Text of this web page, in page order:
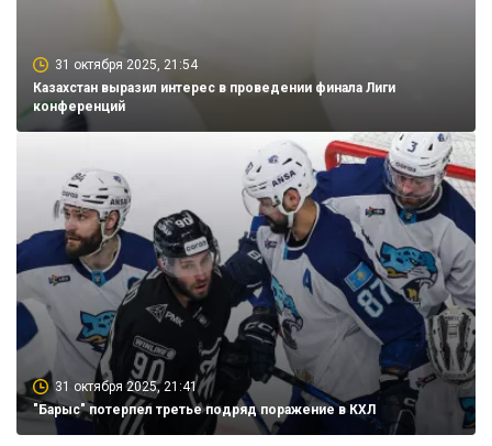
31 октября 2025, 21:54
Казахстан выразил интерес в проведении финала Лиги
конференций
31 октября 2025, 21:41
"Барыс" потерпел третье подряд поражение в КХЛ